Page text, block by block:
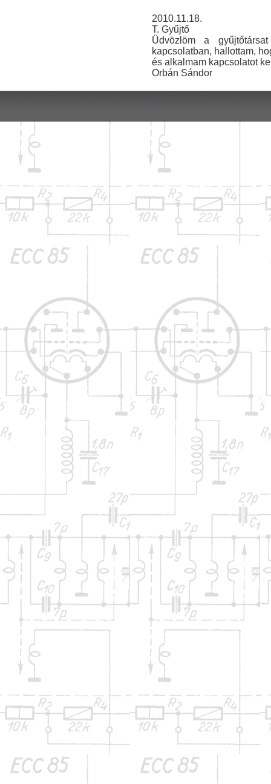
2010.11.18.
T. Gyűjtő
Üdvözlöm a
kapcsolatban, hallottam,
és alkalmam kapcsolatot
Orbán Sándor